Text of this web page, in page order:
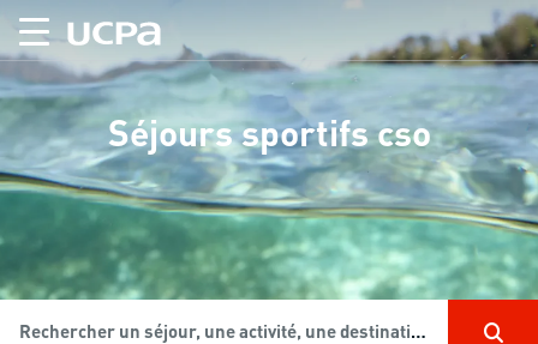
Séjours sportifs cso
Rechercher un séjour, une activité, une destination...